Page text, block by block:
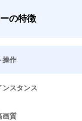
の特徴
操作
ンスタンス
画質